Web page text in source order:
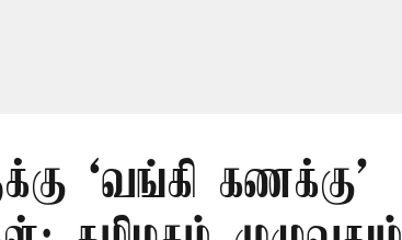
‘வங்கி கணக்கு’